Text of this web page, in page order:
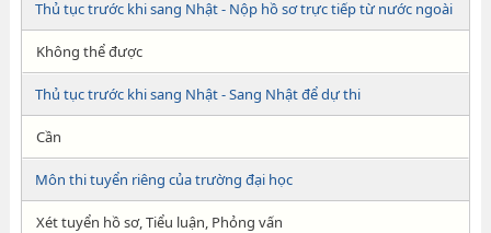
Thủ tục trước khi sang Nhật - Nộp hồ sơ trực tiếp từ nước ngoài
Không thể được
Thủ tục trước khi sang Nhật - Sang Nhật để dự thi
Cần
Môn thi tuyển riêng của trường đại học
Xét tuyển hồ sơ, Tiểu luận, Phỏng vấn